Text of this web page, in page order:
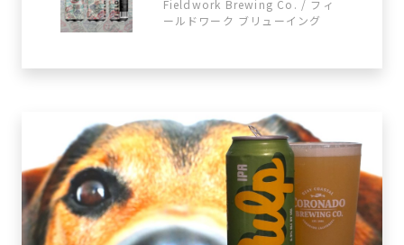
Fieldwork Brewing Co. / フィ
ールドワーク ブリューイング